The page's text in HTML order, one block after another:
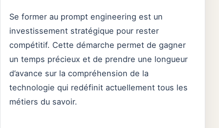
Se former au prompt engineering est un
investissement stratégique pour rester
compétitif. Cette démarche permet de gagner
un temps précieux et de prendre une longueur
d’avance sur la compréhension de la
technologie qui redéfinit actuellement tous les
métiers du savoir.